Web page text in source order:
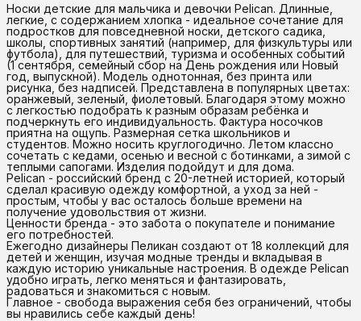
Носки детские для мальчика и девочки Pelican. Длинные,
легкие, с содержанием хлопка - идеальное сочетание для
подростков для повседневной носки, детского садика,
школы, спортивных занятий (например, для физкультуры или
футбола), для путешествий, туризма и особенных событий
(1 сентября, семейный сбор на День рождения или Новый
год, выпускной). Модель однотонная, без принта или
рисунка, без надписей. Представлена в популярных цветах:
оранжевый, зеленый, фиолетовый. Благодаря этому можно
с легкостью подобрать к разным образам ребёнка и
подчеркнуть его индивидуальность. Фактура носочков
приятна на ощупь. Размерная сетка школьников и
студентов. Можно носить круглогодично. Летом классно
сочетать с кедами, осенью и весной с ботинками, а зимой с
теплыми сапогами. Изделия подойдут и для дома.
Pelican - российский бренд с 20-летней историей, который
сделал красивую одежду комфортной, а уход за ней -
простым, чтобы у вас осталось больше времени на
получение удовольствия от жизни.
Ценности бренда - это забота о покупателе и понимание
его потребностей.
Ежегодно дизайнеры Пеликан создают от 18 коллекций для
детей и женщин, изучая модные тренды и вкладывая в
каждую историю уникальные настроения. В одежде Pelican
удобно играть, легко меняться и фантазировать,
радоваться и знакомиться с новым.
Главное - свобода выражения себя без ограничений, чтобы
вы нравились себе каждый день!